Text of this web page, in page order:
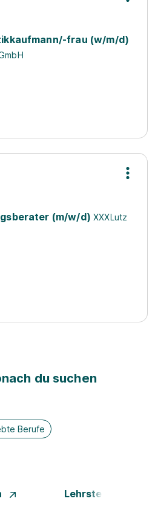
frau (w/m/d)
(m/w/d) XXXLutz
du suchen
Berufe
Lehrstellen